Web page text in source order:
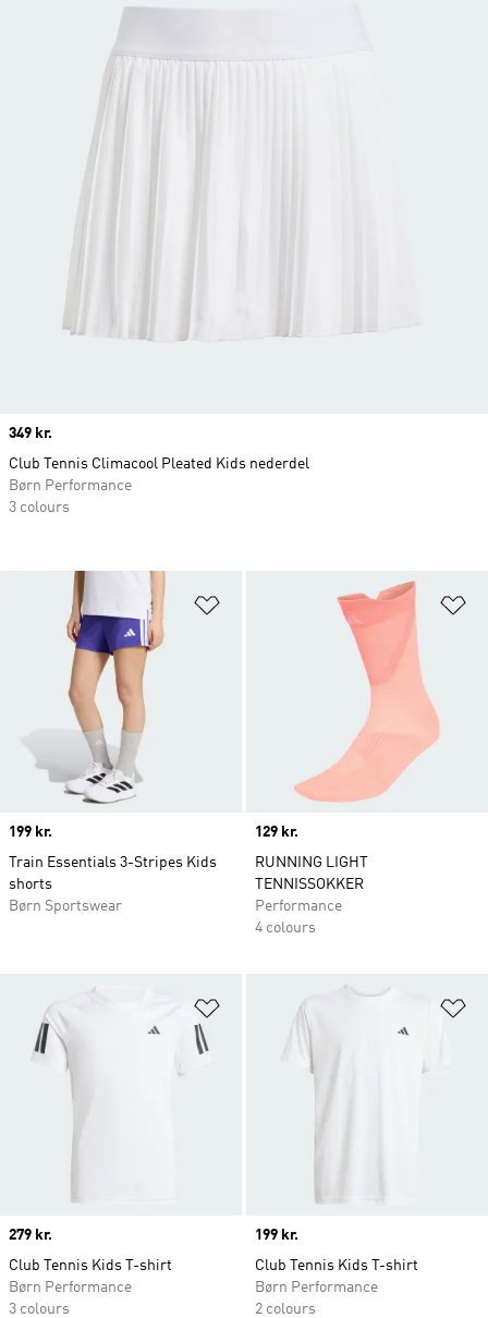
Føj til ønskeliste
Price
199 kr.
Train Essentials 3-Stripes Kids
shorts
Børn Sportswear
Price
129 kr.
RUNNING LIGHT
TENNISSOKKER
Performance
4 colours
Føj til ønskeliste
Price
279 kr.
Club Tennis Kids T-shirt
Børn Performance
3 colours
Price
199 kr.
Club Tennis Kids T-shirt
Børn Performance
2 colours
Price
349 kr.
Club Tennis Climacool Pleated Kids nederdel
Børn Performance
3 colours